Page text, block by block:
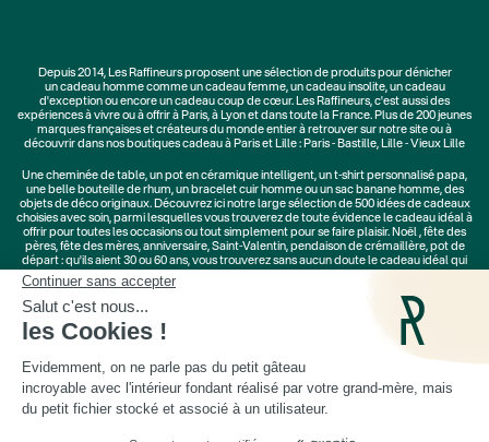
Depuis 2014, Les Raffineurs proposent une sélection de produits pour dénicher
uncadeau hommecomme un cadeau femme, uncadeau insolite, uncadeau
d'exceptionou encore un cadeau coup de cœur. Les Raffineurs, c'est aussi des
expériences à vivreou à offrir à Paris, à Lyon et dans toute la France. Plus de200 jeunes
marquesfrançaises et créateurs du monde entier à retrouver sur notre site ou à
découvrir dans nos boutiques cadeau à Paris et Lille : Paris - Bastille, Lille - Vieux Lille
Unecheminée de table, unpot en céramique intelligent, unt-shirt personnalisé papa,
une belle bouteille de rhum, un bracelet cuir hommeou unsac banane homme, des
objets de déco originaux. Découvrez ici notre large sélection de500 idées de cadeaux
choisies avec soin, parmi lesquelles vous trouverez de toute évidence le cadeau idéal à
offrir pour toutes les occasions ou tout simplement pour se faire plaisir. Noël,fête des
pères,fête des mères,anniversaire,Saint-Valentin,pendaison de crémaillère, pot de
départ : qu'ils aient 30 ou 60 ans, vous trouverez sans aucun doute le cadeau idéal qui
Cadeaux Saint-Valentin Cadeaux Fête des Mères
Cadeaux Fête des Pères
Cadeaux Fête des Grands-Pères Cadeaux Secret Santa